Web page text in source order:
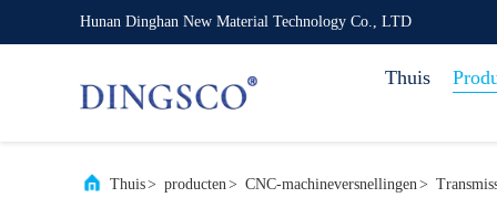
Hunan Dinghan New Material Technology Co., LTD
Thuis
Thuis> producten> CNC-machineversnellingen>